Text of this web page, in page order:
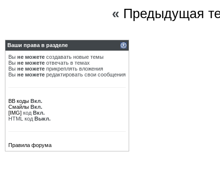
« Предыдущая
Ваши права в разделе
Вы не можете создавать новые темы
Вы не можете отвечать в темах
Вы не можете прикреплять вложения
Вы не можете редактировать свои сообщения
BB коды Вкл.
Смайлы Вкл.
[IMG] код Вкл.
HTML код Выкл.
Правила форума